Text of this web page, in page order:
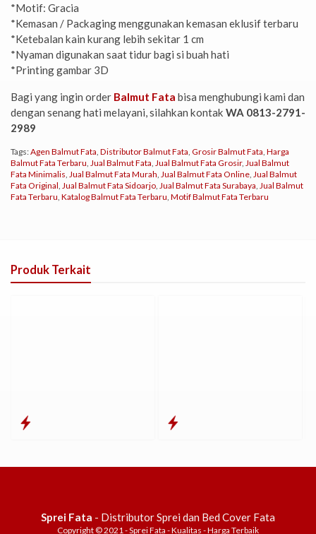
*Motif: Gracia
*Kemasan / Packaging menggunakan kemasan eklusif terbaru
*Ketebalan kain kurang lebih sekitar 1 cm
*Nyaman digunakan saat tidur bagi si buah hati
*Printing gambar 3D
Bagi yang ingin order Balmut Fata bisa menghubungi kami dan
dengan senang hati melayani, silahkan kontak WA 0813-2791-
2989
Tags:Agen Balmut Fata Distributor Balmut Fata Grosir Balmut Fata Harga
Balmut Fata Terbaru Jual Balmut Fata Jual Balmut Fata Grosir, Jual Balmut
Fata Minimalis Jual Balmut Fata Murah Jual Balmut Fata Online Jual Balmut
Fata Original Jual Balmut Fata Sidoarjo Jual Balmut Fata Surabaya Jual Balmut
Fata Terbaru Katalog Balmut Fata Terbaru Motif Balmut Fata Terbaru
Produk Terkait
Sprei Fata - Distributor Sprei dan Bed Cover Fata
Copyright © 2021 - Sprei Fata - Kualitas - Harga Terbaik